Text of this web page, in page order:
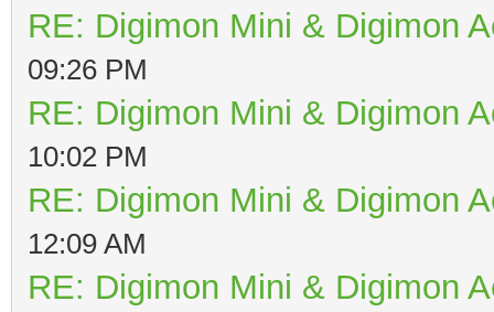
RE: Digimon Mini & Digimon
09:26 PM
RE: Digimon Mini & Digimon
10:02 PM
RE: Digimon Mini & Digimon
12:09 AM
RE: Digimon Mini & Digimon